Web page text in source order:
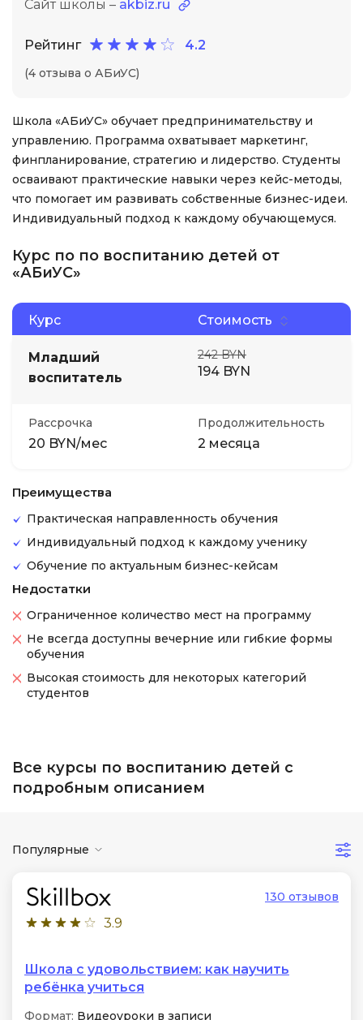
Сайт школы – akbiz.ru
Рейтинг 4.2
(4 отзыва о АБиУС)
Школа «АБиУС» обучает предпринимательству и
управлению. Программа охватывает маркетинг,
финпланирование, стратегию и лидерство. Студенты
осваивают практические навыки через кейс-методы,
что помогает им развивать собственные бизнес-идеи.
Индивидуальный подход к каждому обучающемуся.
Курс по по воспитанию детей от
«АБиУС»
Курс Стоимость
Младший
воспитатель
242 BYN
194 BYN
Рассрочка
20 BYN/мес
Продолжительность
2 месяца
Преимущества
Практическая направленность обучения
Индивидуальный подход к каждому ученику
Обучение по актуальным бизнес-кейсам
Недостатки
Ограниченное количество мест на программу
Не всегда доступны вечерние или гибкие формы
обучения
Высокая стоимость для некоторых категорий
студентов
Все курсы по воспитанию детей с
подробным описанием
Популярные
3.9
130 отзывов
Школа с удовольствием: как научить
ребёнка учиться
Формат: Видеоуроки в записи